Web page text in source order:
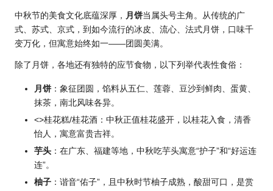
中秋节的美食文化底蕴深厚， 月饼当属头号主角。从传统的广
式、苏式、京式，到如今流行的冰皮、流心、法式月饼，口味千
变万化，但寓意始终如一——团圆美满。
除了月饼，各地还有独特的应节食物，以下列举代表性食俗：
月饼：象征团圆，馅料从五仁、莲蓉、豆沙到鲜肉、蛋黄、
抹茶，南北风味各异。
<>桂花糕/桂花酒：中秋正值桂花盛开，以桂花入食，清香
怡人，寓意富贵吉祥。
芋头 ：在广东、福建等地，中秋吃芋头寓意“护子”和“好运连
连”。
柚子 ：谐音“佑子”，且中秋时节柚子成熟，酸甜可口，是赏